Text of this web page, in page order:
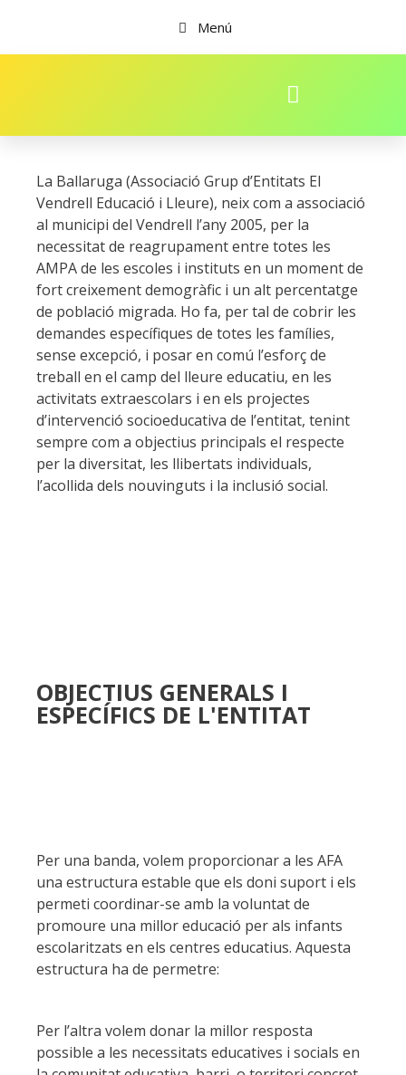
Menú
La Ballaruga (Associació Grup d’Entitats El
Vendrell Educació i Lleure), neix com a associació
al municipi del Vendrell l’any 2005, per la
necessitat de reagrupament entre totes les
AMPA de les escoles i instituts en un moment de
fort creixement demogràfic i un alt percentatge
de població migrada. Ho fa, per tal de cobrir les
demandes específiques de totes les famílies,
sense excepció, i posar en comú l’esforç de
treball en el camp del lleure educatiu, en les
activitats extraescolars i en els projectes
d’intervenció socioeducativa de l’entitat, tenint
sempre com a objectius principals el respecte
per la diversitat, les llibertats individuals,
l’acollida dels nouvinguts i la inclusió social.
OBJECTIUS GENERALS I
ESPECÍFICS DE L'ENTITAT
Per una banda, volem proporcionar a les AFA
una estructura estable que els doni suport i els
permeti coordinar-se amb la voluntat de
promoure una millor educació per als infants
escolaritzats en els centres educatius. Aquesta
estructura ha de permetre:
Per l’altra volem donar la millor resposta
possible a les necessitats educatives i socials en